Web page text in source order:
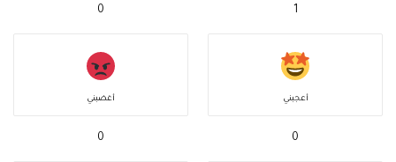
1
0
أعجبني
0
أغضبني
0